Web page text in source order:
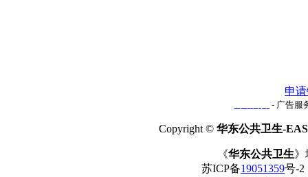
申
- 广告服
Copyright © 华东公共卫生-
《华东公共卫生》
苏ICP备19051359号-